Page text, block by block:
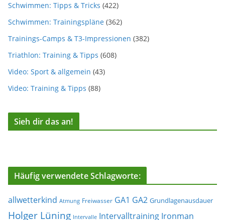
Schwimmen: Tipps & Tricks (422)
Schwimmen: Trainingspläne (362)
Trainings-Camps & T3-Impressionen (382)
Triathlon: Training & Tipps (608)
Video: Sport & allgemein (43)
Video: Training & Tipps (88)
Sieh dir das an!
Häufig verwendete Schlagworte:
allwetterkind Atmung Freiwasser GA1 GA2 Grundlagenausdauer
Holger Lüning Intervalle Intervalltraining Ironman